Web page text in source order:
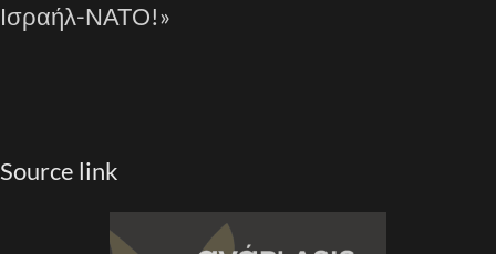
Ισραήλ-ΝΑΤΟ!»
Source link